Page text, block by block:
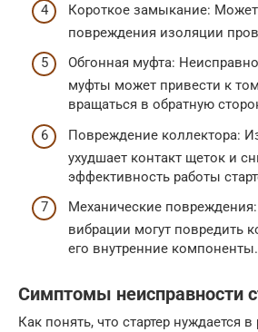
Короткое замыкание:
повреждения изоляции
Обгонная муфта:
муфты может привести к
вращаться в обратную
Повреждение коллектора:
ухудшает контакт щеток и
эффективность работы
Механические
вибрации могут повредить
его внутренние компоненты.
Симптомы неисправности
Как понять, что стартер нуждается